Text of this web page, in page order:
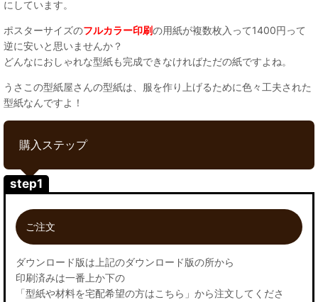
にしています。
ポスターサイズのフルカラー印刷の用紙が複数枚入って1400円って
逆に安いと思いませんか？
どんなにおしゃれな型紙も完成できなければただの紙ですよね。
うさこの型紙屋さんの型紙は、服を作り上げるために色々工夫された
型紙なんですよ！
購入ステップ
step1
ご注文
ダウンロード版は上記のダウンロード版の所から
印刷済みは一番上か下の
「型紙や材料を宅配希望の方はこちら」から注文してくださ